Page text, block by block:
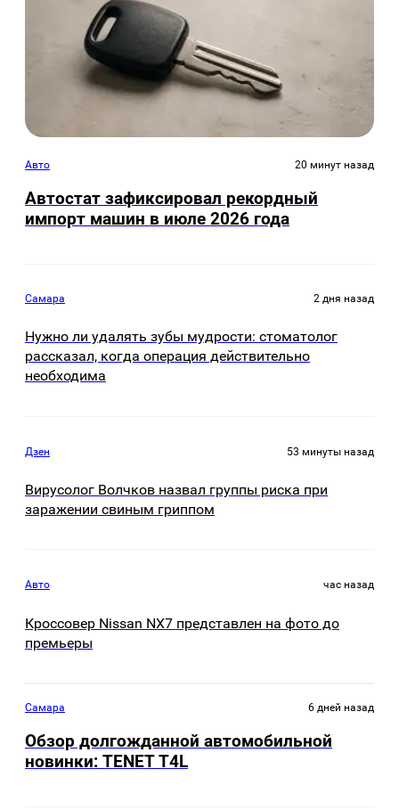
Авто 20 минут назад
Автостат зафиксировал рекордный
импорт машин в июле 2026 года
Самара 2 дня назад
Нужно ли удалять зубы мудрости: стоматолог
рассказал, когда операция действительно
необходима
Дзен 53 минуты назад
Вирусолог Волчков назвал группы риска при
заражении свиным гриппом
Авто час назад
Кроссовер Nissan NX7 представлен на фото до
премьеры
Самара 6 дней назад
Обзор долгожданной автомобильной
новинки: TENET Т4L